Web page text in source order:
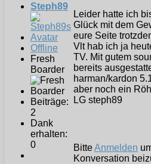
Steph89
Offline
Fresh
Boarder
Beiträge:
2
Dank
erhalten:
0
Leider hatte ich
Glück mit dem
eure Seite
Vlt hab ich ja
TV. Mit gutem
bereits
harman/kardon
aber noch ein
LG steph89
BitteAnmelden
Konversation